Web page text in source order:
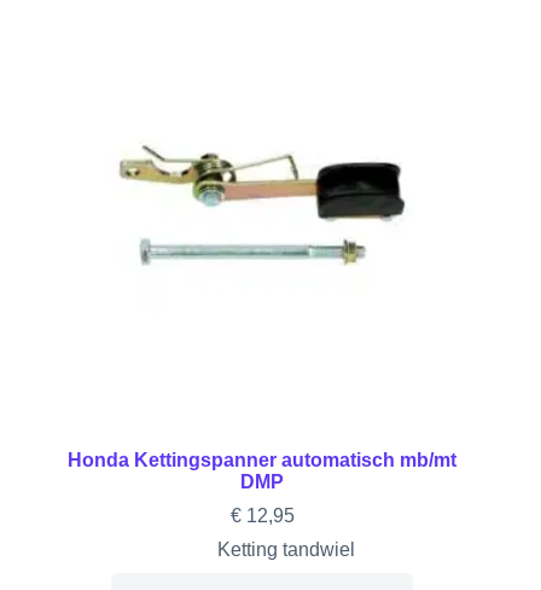
Honda Kettingspanner automatisch mb/mt
DMP
€12,95
Ketting tandwiel